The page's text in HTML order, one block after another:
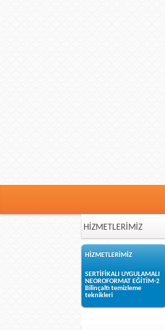
HİZMETLERİMİZ
HİZMETLERİMİZ
SERTİFİKALI UYGULAMALI
NEOROFORMAT EĞİTİM-2
Bilinçaltı temizleme
teknikleri